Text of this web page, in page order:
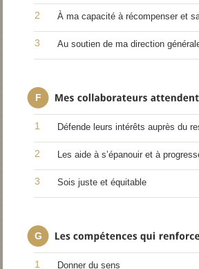
2 À ma capacité à récompenser et
3 Au soutien de ma direction
F
1 Défende leurs intérêts auprès du
2 Les aide à s’épanouir et à
3 Sois juste et équitable
G
1 Donner du sens